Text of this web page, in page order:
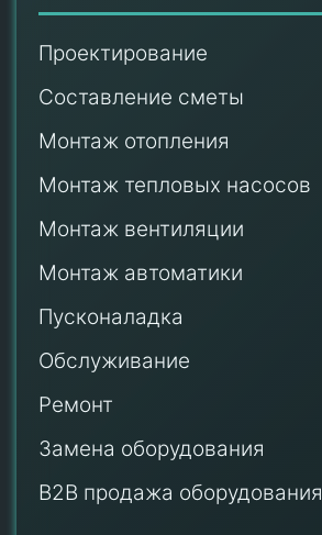
Проектирование
Составление сметы
Монтаж отопления
Монтаж тепловых насосов
Монтаж вентиляции
Монтаж автоматики
Пусконаладка
Обслуживание
Ремонт
Замена оборудования
B2B продажа оборудования